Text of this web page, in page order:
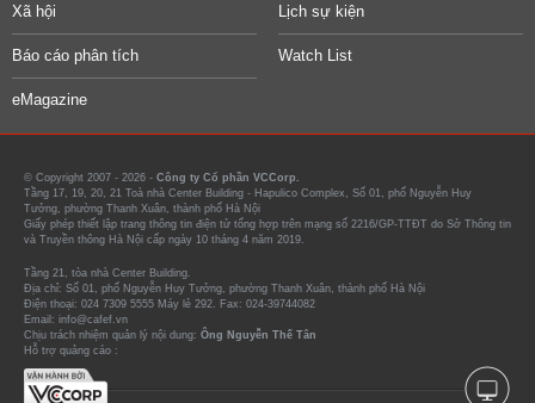
Xã hội Lịch sự kiện
Báo cáo phân tích Watch List
eMagazine
© Copyright 2007 - 2026 - Công ty Cổ phần VCCorp.
Tầng 17, 19, 20, 21 Toà nhà Center Building - Hapulico Complex, Số 01, phố Nguyễn Huy
Tưởng, phường Thanh Xuân, thành phố Hà Nội
Giấy phép thiết lập trang thông tin điện tử tổng hợp trên mạng số 2216/GP-TTĐT do Sở Thông tin
và Truyền thông Hà Nội cấp ngày 10 tháng 4 năm 2019.
Tầng 21, tòa nhà Center Building.
Địa chỉ: Số 01, phố Nguyễn Huy Tưởng, phường Thanh Xuân, thành phố Hà Nội
Điện thoại: 024 7309 5555 Máy lẻ 292. Fax: 024-39744082
Email: info@cafef.vn
Chịu trách nhiệm quản lý nội dung: Ông Nguyễn Thế Tân
Hỗ trợ quảng cáo :